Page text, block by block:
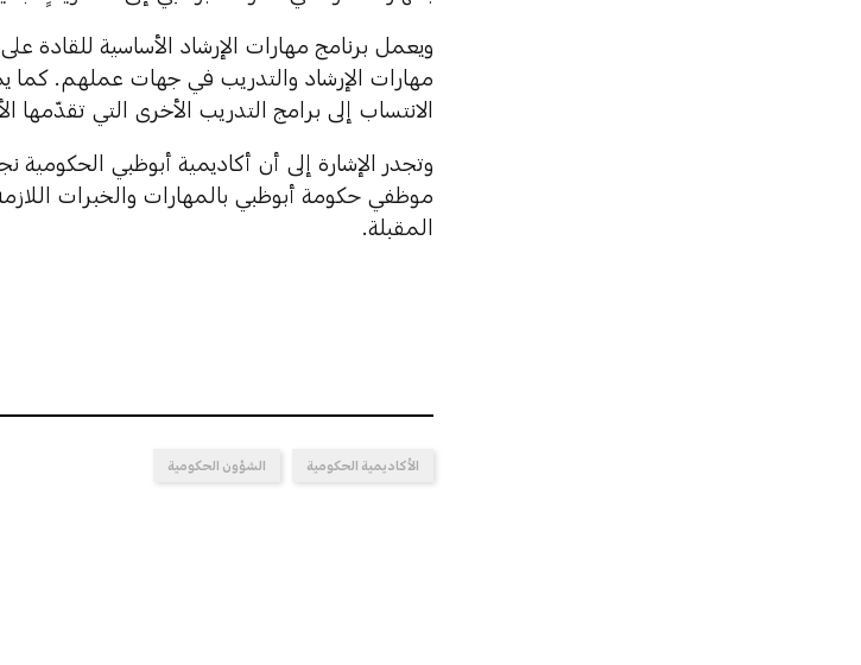
ويعمل برنامج مهارات الإرشاد الأساسية للقادة
مهارات الإرشاد والتدريب في جهات عملهم. كما
الانتساب إلى برامج التدريب الأخرى التي تقدّمها
موظفي حكومة أبوظبي بالمهارات والخبرات
المقبلة.
الأكاديمية الحكومية الشؤون الحكومية